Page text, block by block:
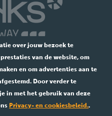
•Wettelijk
over jouw bezoek te
van de website, om
en om advertenties aan te
Door verder te
in met het gebruik van deze
Privacy- en cookiesbeleid..